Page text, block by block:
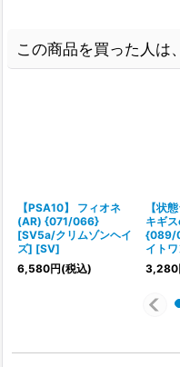
この商品を買った人は
【PSA10】 フィオネ
(AR) {071/066}
[SV5a/クリムゾンヘイ
ズ] [SV]
6,580円(税込)
【状
キギ
{089/
イト
3,280